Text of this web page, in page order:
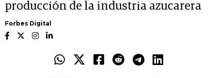
producción de la industria azucarera
Forbes Digital